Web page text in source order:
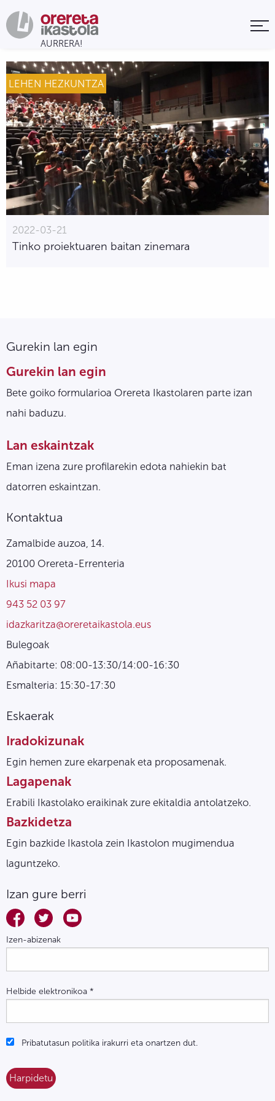
LEHEN HEZKUNTZA
2022-03-21
Tinko proiektuaren baitan zinemara
Gurekin lan egin
Gurekin lan egin
Bete goiko formularioa Orereta Ikastolaren parte izan
nahi baduzu.
Lan eskaintzak
Eman izena zure profilarekin edota nahiekin bat
datorren eskaintzan.
Kontaktua
Zamalbide auzoa, 14.
20100 Orereta-Errenteria
Ikusi mapa
943 52 03 97
idazkaritza@oreretaikastola.eus
Bulegoak
Añabitarte: 08:00-13:30/14:00-16:30
Esmalteria: 15:30-17:30
Eskaerak
Iradokizunak
Egin hemen zure ekarpenak eta proposamenak.
Lagapenak
Erabili Ikastolako eraikinak zure ekitaldia antolatzeko.
Bazkidetza
Egin bazkide Ikastola zein Ikastolon mugimendua
laguntzeko.
Izan gure berri
Izen-abizenak
Helbide elektronikoa *
Pribatutasun politika irakurri eta onartzen dut.